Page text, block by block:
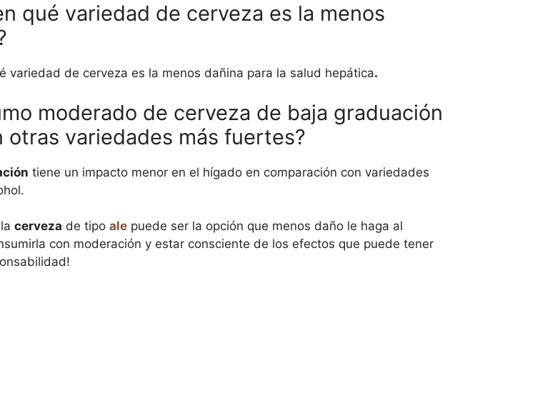
qué variedad de cerveza es la menos
variedad de cerveza es la menos dañina para la salud hepática.
moderado de cerveza de baja graduación
variedades más fuertes?
tiene un impacto menor en el hígado en comparación con variedades
cerveza de tipo ale puede ser la opción que menos daño le haga al
con moderación y estar consciente de los efectos que puede tener